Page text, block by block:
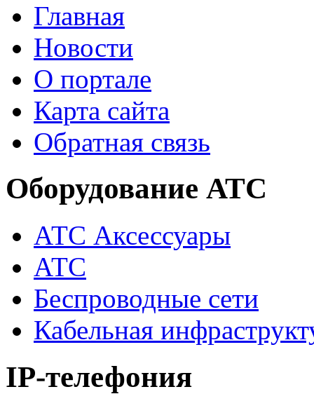
Главная
Новости
О портале
Карта сайта
Обратная связь
Оборудование АТС
АТС Аксессуары
АТС
Беспроводные сети
Кабельная
IP-телефония